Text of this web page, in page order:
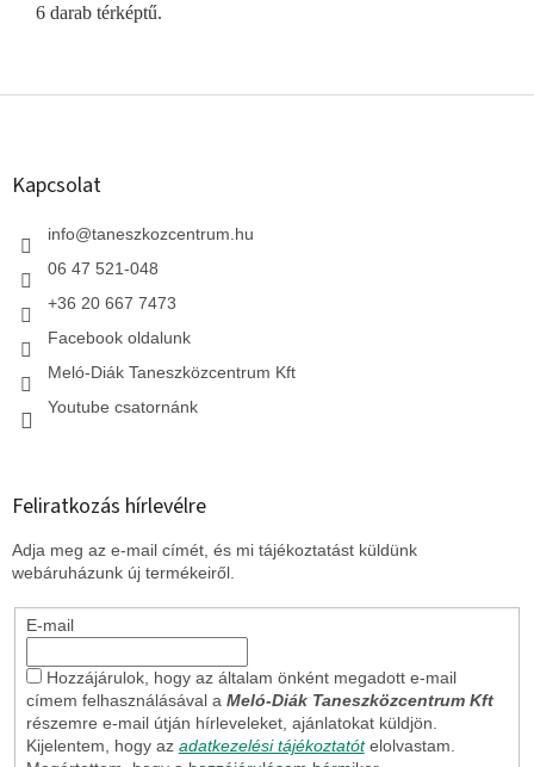
6 darab térképtű.
L
Kapcsolat
info@taneszkozcentrum.hu
06 47 521-048
+36 20 667 7473
Facebook oldalunk
Meló-Diák Taneszközcentrum Kft
Youtube csatornánk
Feliratkozás hírlevélre
Adja meg az e-mail címét, és mi tájékoztatást küldünk
webáruházunk új termékeiről.
E-mail
Hozzájárulok, hogy az általam önként megadott e-mail
címem felhasználásával a Meló-Diák Taneszközcentrum Kft
részemre e-mail útján hírleveleket, ajánlatokat küldjön.
Kijelentem, hogy az adatkezelési tájékoztatót elolvastam.